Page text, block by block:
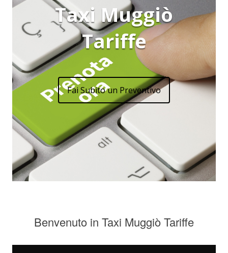
Taxi Muggiò
Tariffe
Fai Subito un Preventivo
Benvenuto in Taxi Muggiò Tariffe